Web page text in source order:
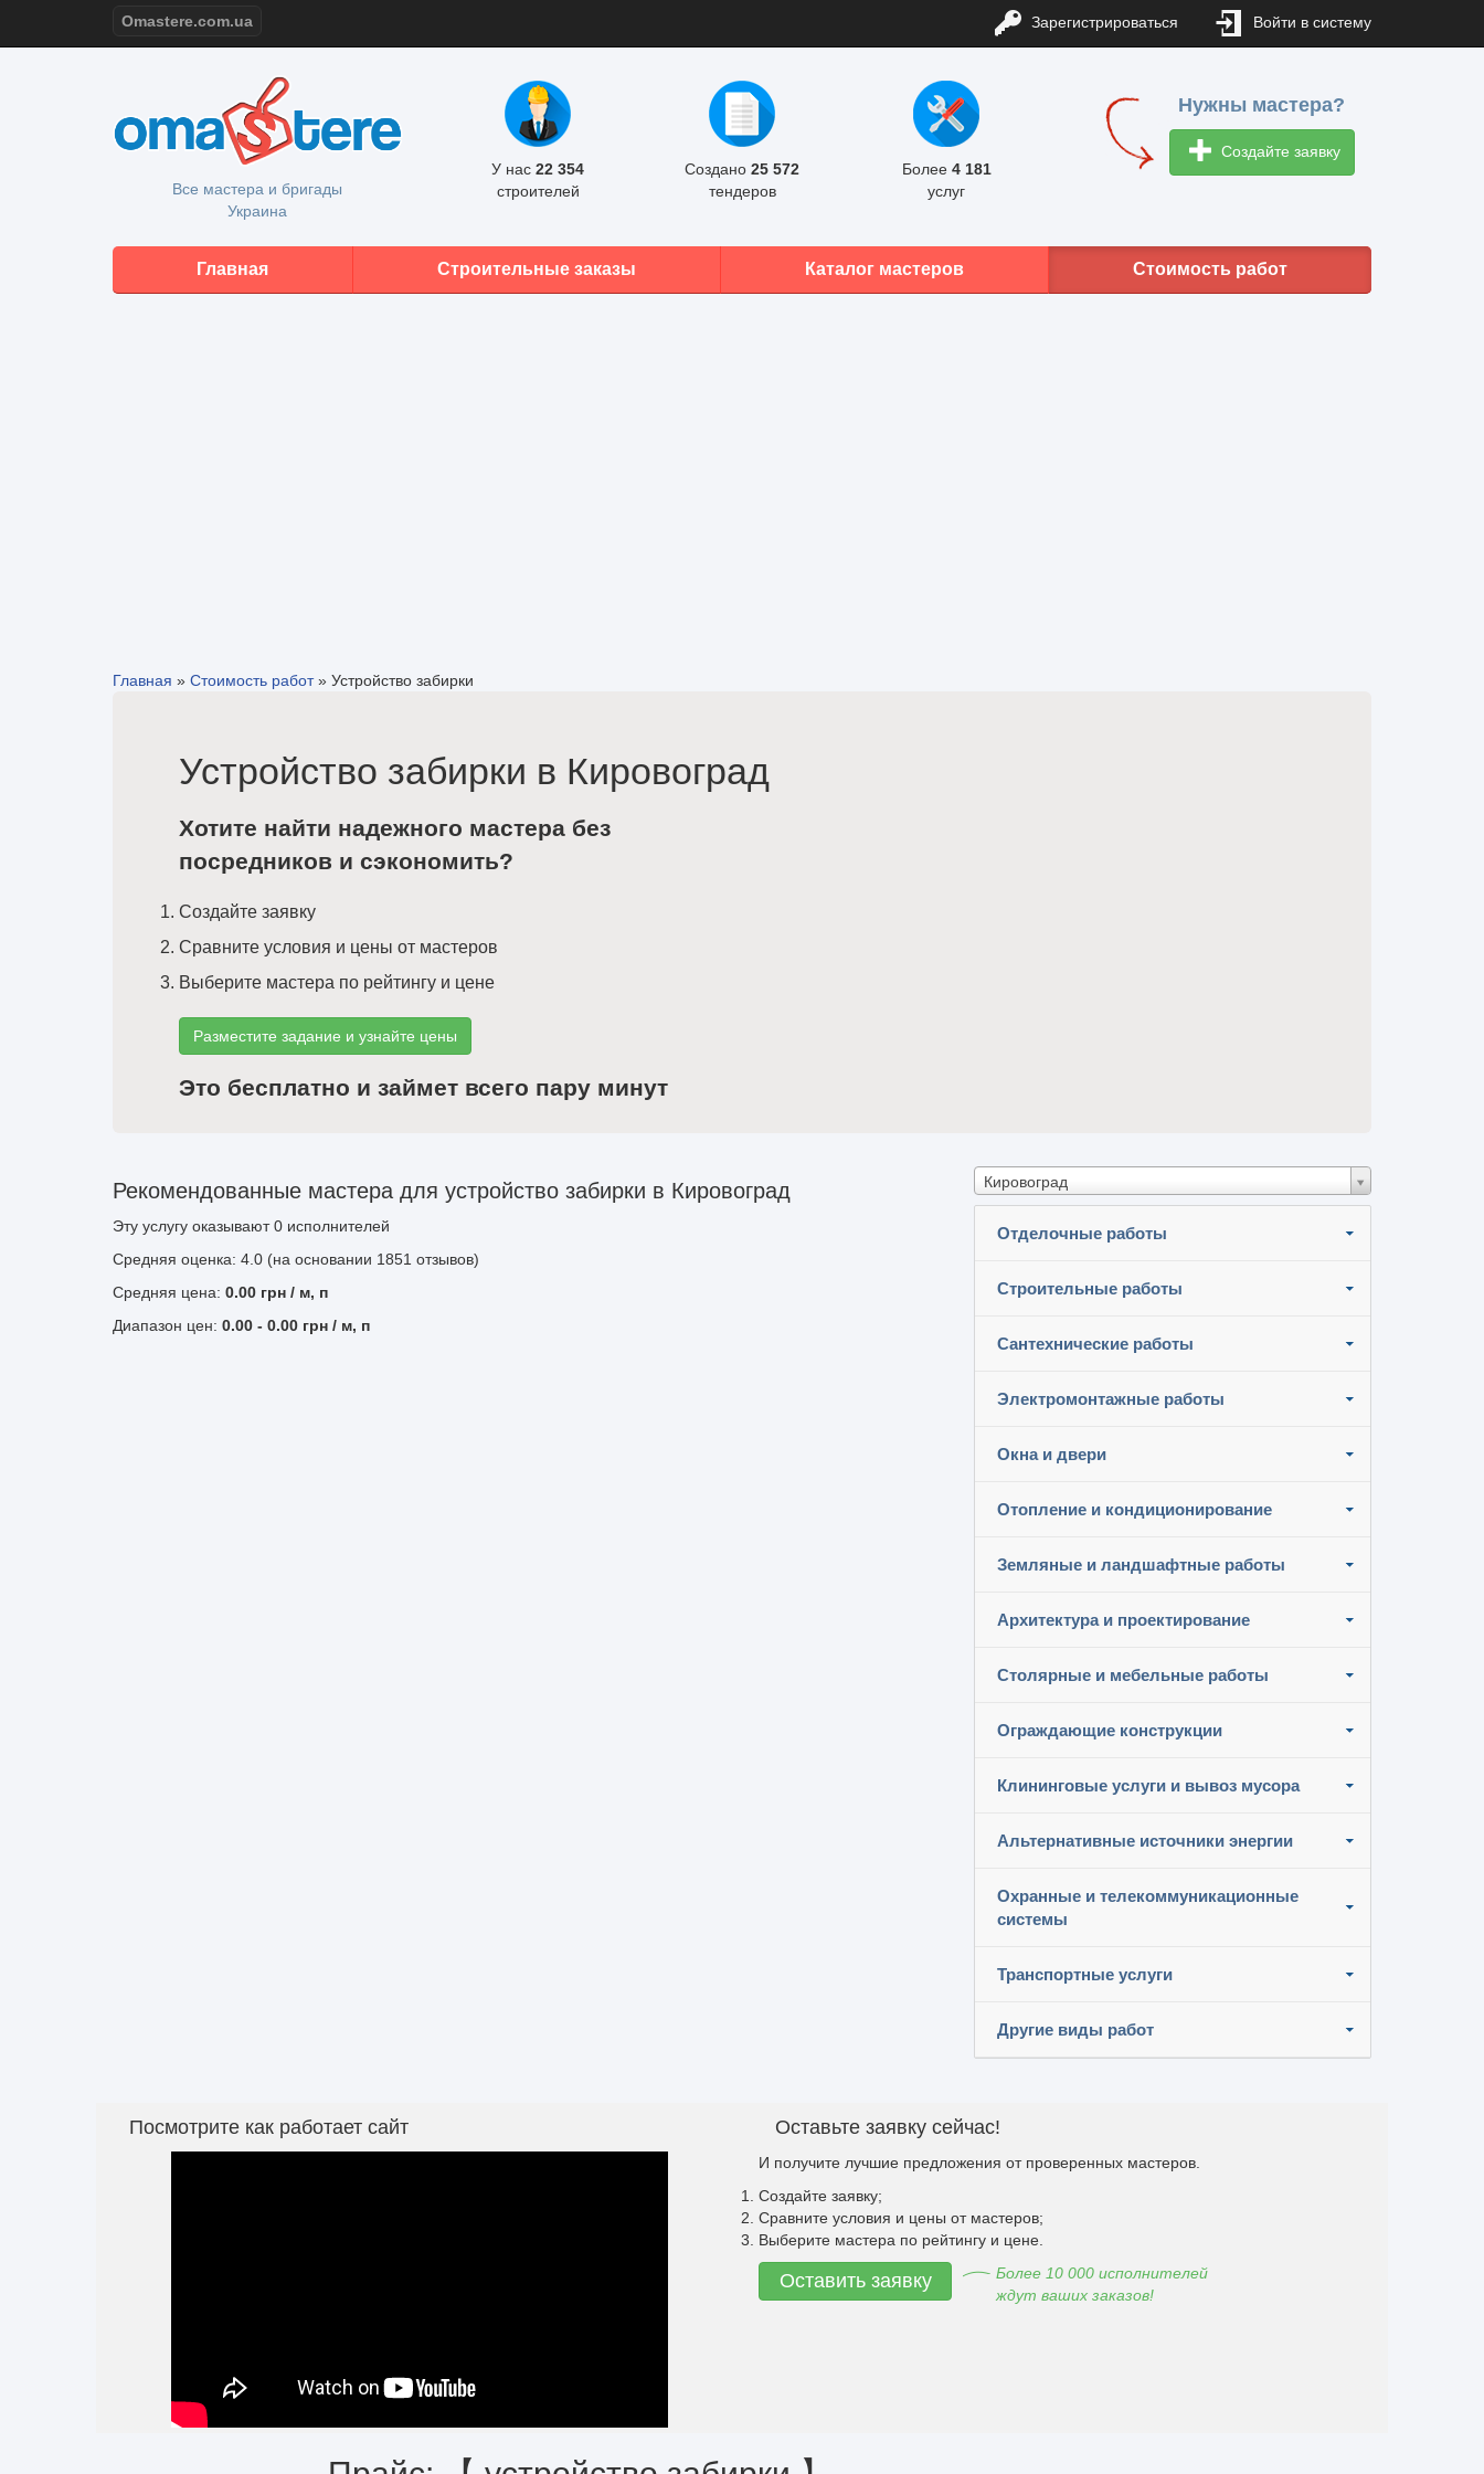
Omastere.com.ua Зарегистрироваться Войти в систему
Все мастера и бригады
Украина
У нас 22 354
строителей
Создано 25 572
тендеров
Более 4 181
услуг
Нужны мастера?
Создайте заявку
Главная Строительные заказы Каталог мастеров Стоимость работ
Главная » Стоимость работ» Устройство забирки
Устройство забирки в Кировоград
Хотите найти надежного мастера без
посредников и сэкономить?
Создайте заявку
Сравните условия и цены от мастеров
Выберите мастера по рейтингу и цене
Разместите задание и узнайте цены
Это бесплатно и займет всего пару минут
Кировоград
Отделочные работы
Строительные работы
Сантехнические работы
Электромонтажные работы
Окна и двери
Отопление и кондиционирование
Земляные и ландшафтные работы
Архитектура и проектирование
Столярные и мебельные работы
Ограждающие конструкции
Клининговые услуги и вывоз мусора
Альтернативные источники энергии
Охранные и телекоммуникационные
системы
Транспортные услуги
Другие виды работ
Рекомендованные мастера для устройство забирки в Кировоград
Эту услугу оказывают0 исполнителей
Средняя оценка: 4.0 (на основании 1851 отзывов)
Средняя цена: 0.00 грн / м, п
Диапазон цен: 0.00 - 0.00 грн / м, п
Посмотрите как работает сайт Оставьте заявку сейчас!
И получите лучшие предложения от проверенных мастеров.
Создайте заявку;
Сравните условия и цены от мастеров;
Выберите мастера по рейтингу и цене.
Оставить заявку
Более 10 000 исполнителей
ждут ваших заказов!